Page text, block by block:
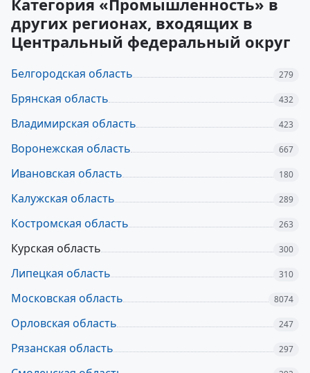
Категория «Промышленность» в
других регионах, входящих в
Центральный федеральный округ
Белгородская область 279
Брянская область 432
Владимирская область 423
Воронежская область 667
Ивановская область 180
Калужская область 289
Костромская область 263
Курская область 300
Липецкая область 310
Московская область 8074
Орловская область 247
Рязанская область 297